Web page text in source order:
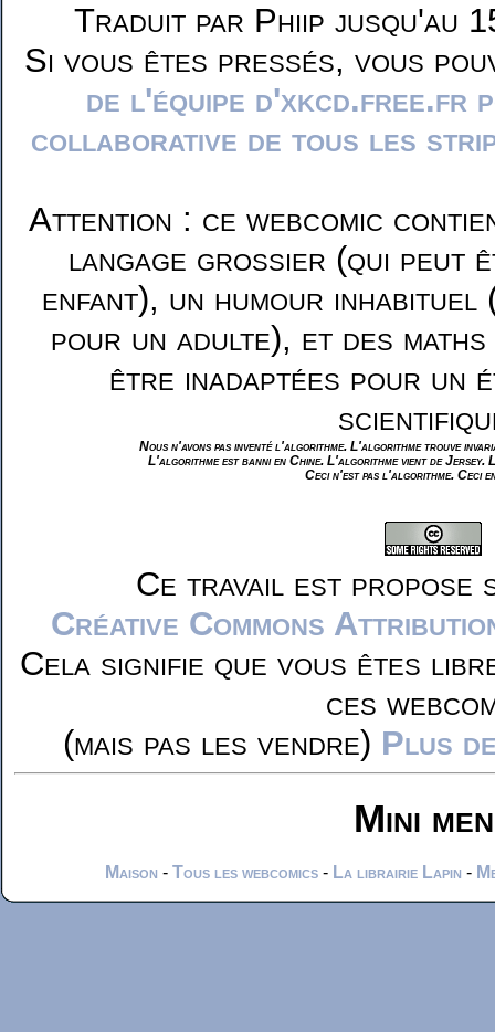
Traduit par Phiip jusqu'au
Si vous êtes pressés, vous
de l'équipe d'xkcd.free.fr
collaborative de tous les
Attention : ce webcomic
langage grossier (qui peut
enfant), un humour inhabituel
pour un adulte), et des maths
être inadaptées pour un
Nous n'avons pas inventé l'algorithme. L'algorithme trouve
L'algorithme est banni en Chine. L'algorithme vient de Jersey.
Ceci n'est pas l'algorithme. Ceci
Ce travail est propose
Créative Commons
Cela signifie que vous êtes
ces
(mais pas les vendre) Plus
Mini
Maison - Tous les webcomics - La librairie Lapin -